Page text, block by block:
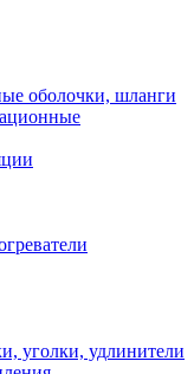
оболочки, шланги
уголки, удлинители